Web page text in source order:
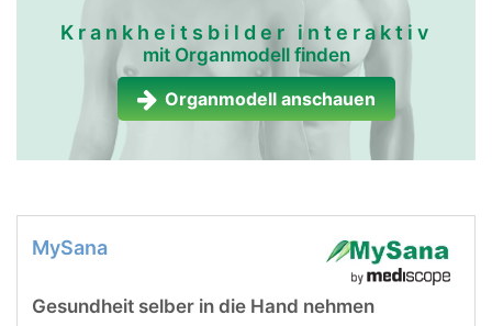
Krankheitsbilder interaktiv
mit Organmodell finden
Organmodell anschauen
MySana
Gesundheit selber in die Hand nehmen